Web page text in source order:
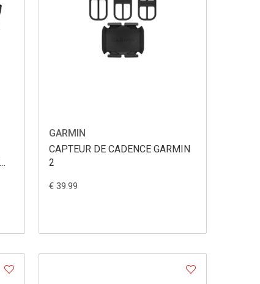
GARMIN
CAPTEUR DE CADENCE GARMIN
2
€ 39.99